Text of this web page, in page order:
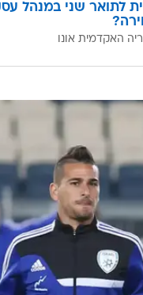
לתואר שני במנהל
האקדמית אונו